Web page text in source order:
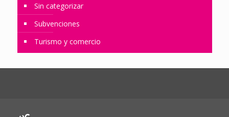
Sin categorizar
Subvenciones
Turismo y comercio